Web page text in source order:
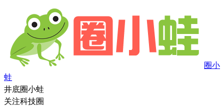
圈小
蛙
井底圈小蛙
关注科技圈